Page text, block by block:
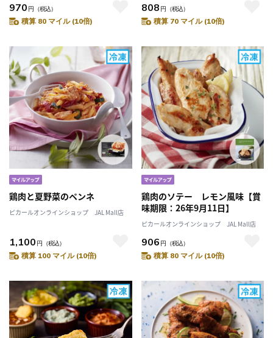
970 円 （税込）
積算 80 マイル (10倍)
808 円 （税込）
積算 70 マイル (10倍)
鶏肉と夏野菜のペンネ
ピカールオンラインショップ JAL Mall店
1,100 円 （税込）
積算 100 マイル (10倍)
鶏肉のソテー レモン風味【賞
味期限：26年9月11日】
ピカールオンラインショップ JAL Mall店
906 円 （税込）
積算 80 マイル (10倍)